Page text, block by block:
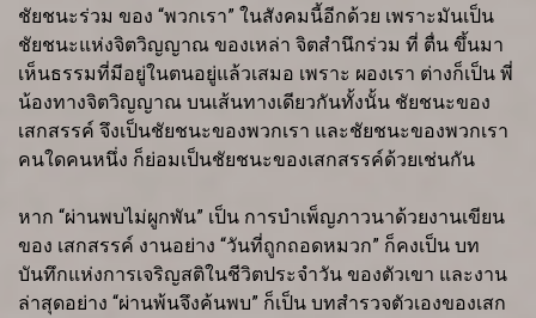
ชัยชนะร่วม ของ “พวกเรา” ในสังคมนี้อีกด้วย เพราะมันเป็น
ชัยชนะแห่งจิตวิญญาณ ของเหล่า จิตสำนึกร่วม ที่ ตื่น ขึ้นมา
เห็นธรรมที่มีอยู่ในตนอยู่แล้วเสมอ เพราะ ผองเรา ต่างก็เป็น พี่
น้องทางจิตวิญญาณ บนเส้นทางเดียวกันทั้งนั้น ชัยชนะของ
เสกสรรค์ จึงเป็นชัยชนะของพวกเรา และชัยชนะของพวกเรา
คนใดคนหนึ่ง ก็ย่อมเป็นชัยชนะของเสกสรรค์ด้วยเช่นกัน
หาก “ผ่านพบไม่ผูกพัน” เป็น การบำเพ็ญภาวนาด้วยงานเขียน
ของ เสกสรรค์ งานอย่าง “วันที่ถูกถอดหมวก” ก็คงเป็น บท
บันทึกแห่งการเจริญสติในชีวิตประจำวัน ของตัวเขา และงาน
ล่าสุดอย่าง “ผ่านพ้นจึงค้นพบ” ก็เป็น บทสำรวจตัวเองของเสก